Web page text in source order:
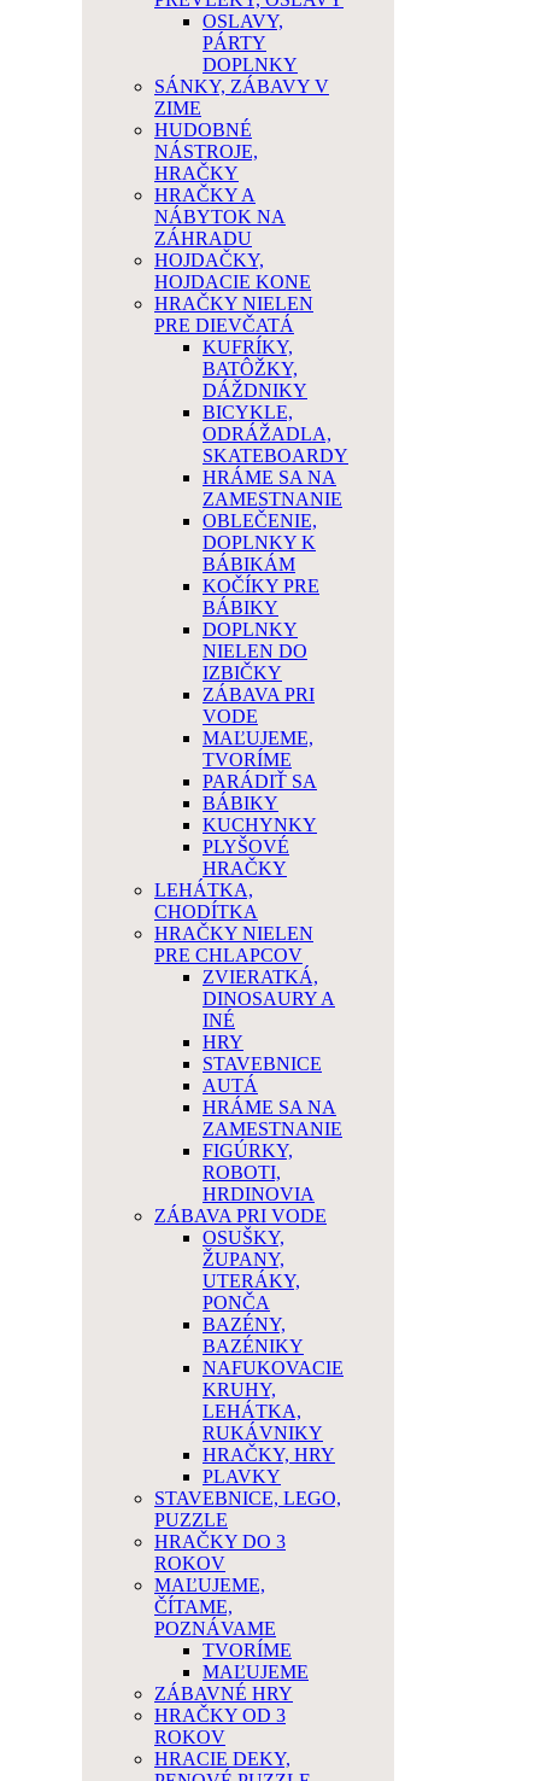
OSLAVY,
PÁRTY
DOPLNKY
SÁNKY, ZÁBAVY V
ZIME
HUDOBNÉ
NÁSTROJE,
HRAČKY
HRAČKY A
NÁBYTOK NA
ZÁHRADU
HOJDAČKY,
HOJDACIE KONE
HRAČKY NIELEN
PRE DIEVČATÁ
KUFRÍKY,
BATÔŽKY,
DÁŽDNIKY
BICYKLE,
ODRÁŽADLA,
SKATEBOARDY
HRÁME SA NA
ZAMESTNANIE
OBLEČENIE,
DOPLNKY K
BÁBIKÁM
KOČÍKY PRE
BÁBIKY
DOPLNKY
NIELEN DO
IZBIČKY
ZÁBAVA PRI
VODE
MAĽUJEME,
TVORÍME
PARÁDIŤ SA
BÁBIKY
KUCHYNKY
PLYŠOVÉ
HRAČKY
LEHÁTKA,
CHODÍTKA
HRAČKY NIELEN
PRE CHLAPCOV
ZVIERATKÁ,
DINOSAURY A
INÉ
HRY
STAVEBNICE
AUTÁ
HRÁME SA NA
ZAMESTNANIE
FIGÚRKY,
ROBOTI,
HRDINOVIA
ZÁBAVA PRI VODE
OSUŠKY,
ŽUPANY,
UTERÁKY,
PONČA
BAZÉNY,
BAZÉNIKY
NAFUKOVACIE
KRUHY,
LEHÁTKA,
RUKÁVNIKY
HRAČKY, HRY
PLAVKY
STAVEBNICE, LEGO,
PUZZLE
HRAČKY DO 3
ROKOV
MAĽUJEME,
ČÍTAME,
POZNÁVAME
TVORÍME
MAĽUJEME
ZÁBAVNÉ HRY
HRAČKY OD 3
ROKOV
HRACIE DEKY,